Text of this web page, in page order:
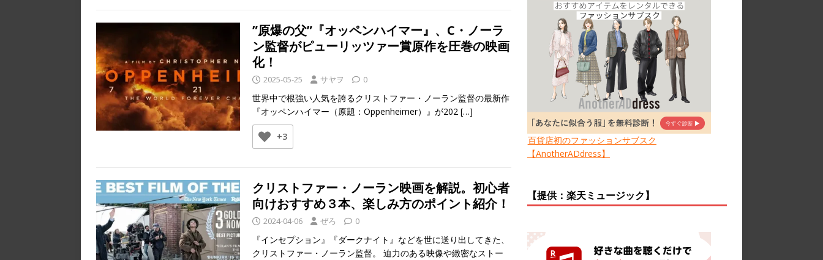
”原爆の父”『オッペンハイマー』、C・ノーラ
ン監督がピューリッツァー賞原作を圧巻の映画
化！
2025-05-25 サヤヲ 0
世界中で根強い人気を誇るクリストファー・ノーラン監督の最新作
『オッペンハイマー（原題：Oppenheimer）』が202 […]
+3
クリストファー・ノーラン映画を解説。初心者
向けおすすめ３本、楽しみ方のポイント紹介！
2024-04-06 ぜろ 0
『インセプション』『ダークナイト』などを世に送り出してきた、
クリストファー・ノーラン監督。 迫力のある映像や緻密なストー
百貨店初のファッションサブスク
【AnotherADdress】
【提供：楽天ミュージック】